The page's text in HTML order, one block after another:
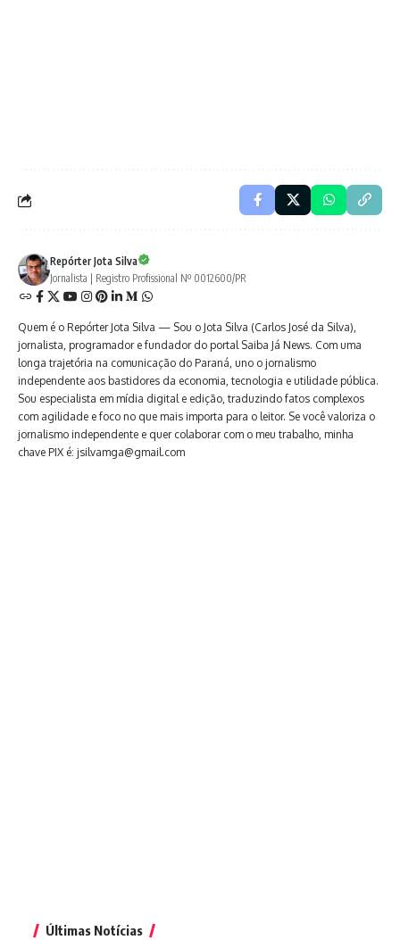
Repórter Jota Silva
Jornalista | Registro Profissional Nº 0012600/PR
Quem é o Repórter Jota Silva — Sou o Jota Silva (Carlos José da Silva),
jornalista, programador e fundador do portal Saiba Já News. Com uma
longa trajetória na comunicação do Paraná, uno o jornalismo
independente aos bastidores da economia, tecnologia e utilidade pública.
Sou especialista em mídia digital e edição, traduzindo fatos complexos
com agilidade e foco no que mais importa para o leitor. Se você valoriza o
jornalismo independente e quer colaborar com o meu trabalho, minha
chave PIX é: jsilvamga@gmail.com
Últimas Notícias